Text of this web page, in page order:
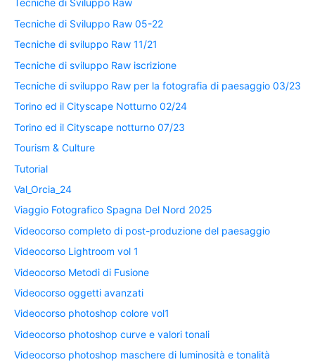
Tecniche di Sviluppo Raw
Tecniche di Sviluppo Raw 05-22
Tecniche di sviluppo Raw 11/21
Tecniche di sviluppo Raw iscrizione
Tecniche di sviluppo Raw per la fotografia di paesaggio 03/23
Torino ed il Cityscape Notturno 02/24
Torino ed il Cityscape notturno 07/23
Tourism & Culture
Tutorial
Val_Orcia_24
Viaggio Fotografico Spagna Del Nord 2025
Videocorso completo di post-produzione del paesaggio
Videocorso Lightroom vol 1
Videocorso Metodi di Fusione
Videocorso oggetti avanzati
Videocorso photoshop colore vol1
Videocorso photoshop curve e valori tonali
Videocorso photoshop maschere di luminosità e tonalità